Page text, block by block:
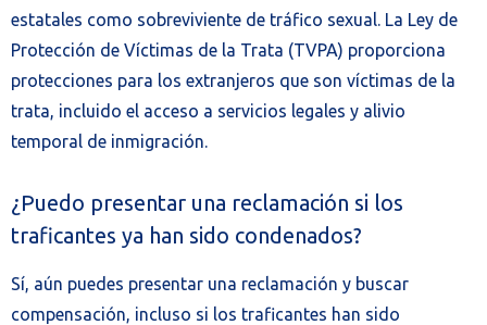
estatales como sobreviviente de tráfico sexual. La Ley de
Protección de Víctimas de la Trata (TVPA) proporciona
protecciones para los extranjeros que son víctimas de la
trata, incluido el acceso a servicios legales y alivio
temporal de inmigración.
¿Puedo presentar una reclamación si los
traficantes ya han sido condenados?
Sí, aún puedes presentar una reclamación y buscar
compensación, incluso si los traficantes han sido